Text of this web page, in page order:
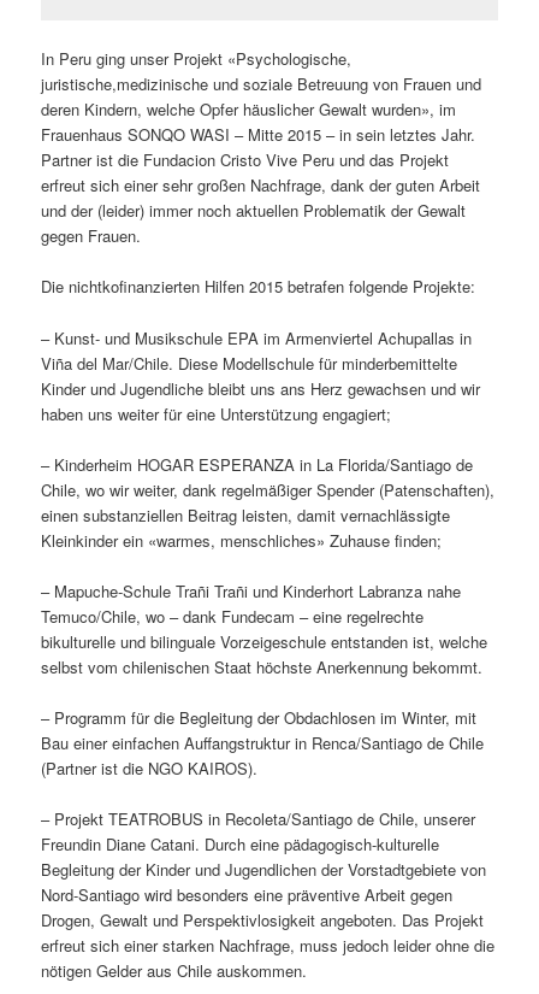
In Peru ging unser Projekt «Psychologische,
juristische,medizinische und soziale Betreuung von Frauen und
deren Kindern, welche Opfer häuslicher Gewalt wurden», im
Frauenhaus SONQO WASI – Mitte 2015 – in sein letztes Jahr.
Partner ist die Fundacion Cristo Vive Peru und das Projekt
erfreut sich einer sehr großen Nachfrage, dank der guten Arbeit
und der (leider) immer noch aktuellen Problematik der Gewalt
gegen Frauen.
Die nichtkofinanzierten Hilfen 2015 betrafen folgende Projekte:
– Kunst- und Musikschule EPA im Armenviertel Achupallas in
Viña del Mar/Chile. Diese Modellschule für minderbemittelte
Kinder und Jugendliche bleibt uns ans Herz gewachsen und wir
haben uns weiter für eine Unterstützung engagiert;
– Kinderheim HOGAR ESPERANZA in La Florida/Santiago de
Chile, wo wir weiter, dank regelmäßiger Spender (Patenschaften),
einen substanziellen Beitrag leisten, damit vernachlässigte
Kleinkinder ein «warmes, menschliches» Zuhause finden;
– Mapuche-Schule Trañi Trañi und Kinderhort Labranza nahe
Temuco/Chile, wo – dank Fundecam – eine regelrechte
bikulturelle und bilinguale Vorzeigeschule entstanden ist, welche
selbst vom chilenischen Staat höchste Anerkennung bekommt.
– Programm für die Begleitung der Obdachlosen im Winter, mit
Bau einer einfachen Auffangstruktur in Renca/Santiago de Chile
(Partner ist die NGO KAIROS).
– Projekt TEATROBUS in Recoleta/Santiago de Chile, unserer
Freundin Diane Catani. Durch eine pädagogisch-kulturelle
Begleitung der Kinder und Jugendlichen der Vorstadtgebiete von
Nord-Santiago wird besonders eine präventive Arbeit gegen
Drogen, Gewalt und Perspektivlosigkeit angeboten. Das Projekt
erfreut sich einer starken Nachfrage, muss jedoch leider ohne die
nötigen Gelder aus Chile auskommen.